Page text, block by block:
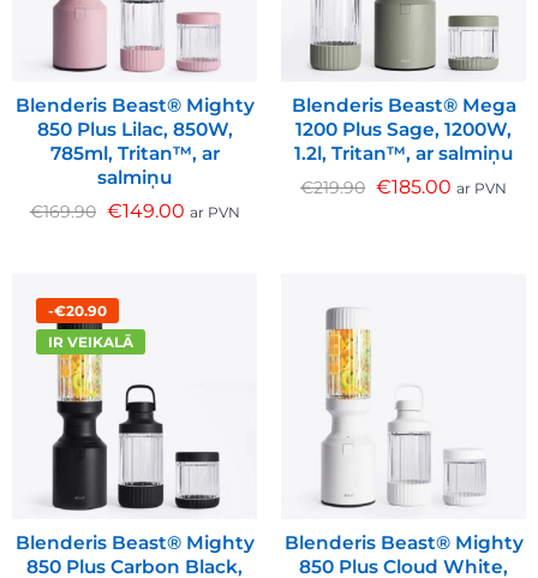
Blenderis Beast® Mighty
850 Plus Lilac, 850W,
785ml, Tritan™, ar
salmiņu
€169.90 €149.00 ar PVN
Blenderis Beast® Mega
1200 Plus Sage, 1200W,
1.2l, Tritan™, ar salmiņu
€219.90 €185.00 ar PVN
-€20.90
IR VEIKALĀ
Blenderis Beast® Mighty
850 Plus Carbon Black,
Blenderis Beast® Mighty
850 Plus Cloud White,